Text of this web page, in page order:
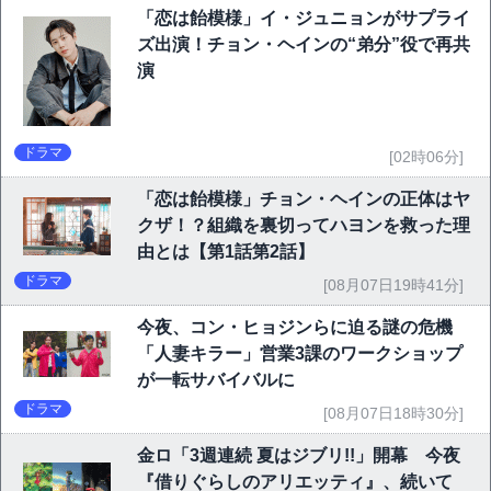
「恋は飴模様」イ・ジュニョンがサプライ
ズ出演！チョン・ヘインの“弟分”役で再共
演
ドラマ [02時06分]
「恋は飴模様」チョン・ヘインの正体はヤ
クザ！？組織を裏切ってハヨンを救った理
由とは【第1話第2話】
ドラマ [08月07日19時41分]
今夜、コン・ヒョジンらに迫る謎の危機
「人妻キラー」営業3課のワークショップ
が一転サバイバルに
ドラマ [08月07日18時30分]
金ロ「3週連続 夏はジブリ!!」開幕 今夜
『借りぐらしのアリエッティ』、続いて